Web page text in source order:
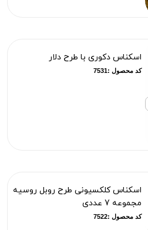
اسکناس دکوری با طرح دلار
کد محصول :7531
اسکناس کلکسیونی طرح روبل روسیه
مجموعه 7 عددی
کد محصول :7522